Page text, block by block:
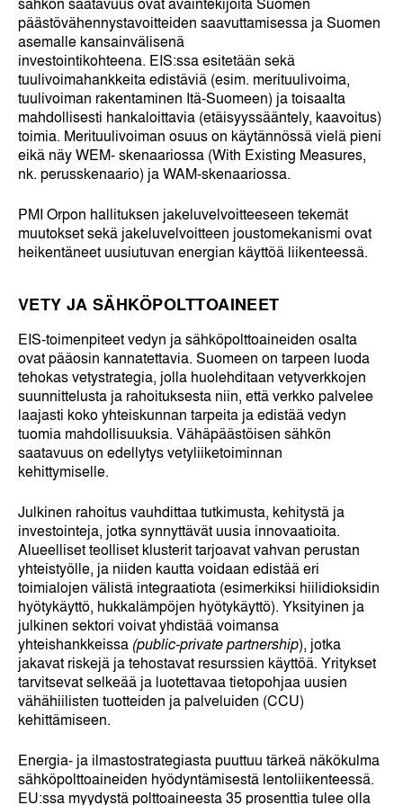
päästövähennystavoitteiden saavuttamisessa ja Suomen
asemalle kansainvälisenä
investointikohteena. EIS:ssa esitetään sekä
tuulivoimahankkeita edistäviä (esim. merituulivoima,
tuulivoiman rakentaminen Itä-Suomeen) ja toisaalta
mahdollisesti hankaloittavia (etäisyyssääntely, kaavoitus)
toimia. Merituulivoiman osuus on käytännössä vielä pieni
eikä näy WEM- skenaariossa (With Existing Measures,
nk. perusskenaario) ja WAM-skenaariossa.
PMI Orpon hallituksen jakeluvelvoitteeseen tekemät
muutokset sekä jakeluvelvoitteen joustomekanismi ovat
heikentäneet uusiutuvan energian käyttöä liikenteessä.
VETY JA SÄHKÖPOLTTOAINEET
EIS-toimenpiteet vedyn ja sähköpolttoaineiden osalta
ovat pääosin kannatettavia. Suomeen on tarpeen luoda
tehokas vetystrategia, jolla huolehditaan vetyverkkojen
suunnittelusta ja rahoituksesta niin, että verkko palvelee
laajasti koko yhteiskunnan tarpeita ja edistää vedyn
tuomia mahdollisuuksia. Vähäpäästöisen sähkön
saatavuus on edellytys vetyliiketoiminnan
kehittymiselle.
Julkinen rahoitus vauhdittaa tutkimusta, kehitystä ja
investointeja, jotka synnyttävät uusia innovaatioita.
Alueelliset teolliset klusterit tarjoavat vahvan perustan
yhteistyölle, ja niiden kautta voidaan edistää eri
toimialojen välistä integraatiota (esimerkiksi hiilidioksidin
hyötykäyttö, hukkalämpöjen hyötykäyttö). Yksityinen ja
julkinen sektori voivat yhdistää voimansa
yhteishankkeissa (public-private partnership), jotka
jakavat riskejä ja tehostavat resurssien käyttöä. Yritykset
tarvitsevat selkeää ja luotettavaa tietopohjaa uusien
vähähiilisten tuotteiden ja palveluiden (CCU)
kehittämiseen.
Energia- ja ilmastostrategiasta puuttuu tärkeä näkökulma
sähköpolttoaineiden hyödyntämisestä lentoliikenteessä.
EU:ssa myydystä polttoaineesta 35 prosenttia tulee olla